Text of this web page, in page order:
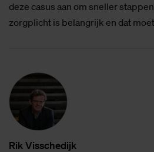
deze casus aan om sneller
zorgplicht is belangrijk en dat
Rik Vis­sche­dijk